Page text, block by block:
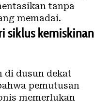
tanpa
memadai.
siklus kemiskinan
di dusun dekat
pemutusan
memerlukan